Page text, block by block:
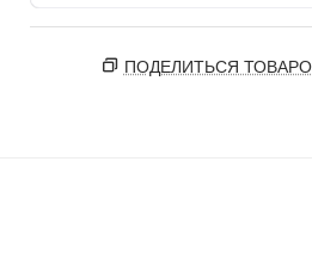
ПОДЕЛИТЬСЯ